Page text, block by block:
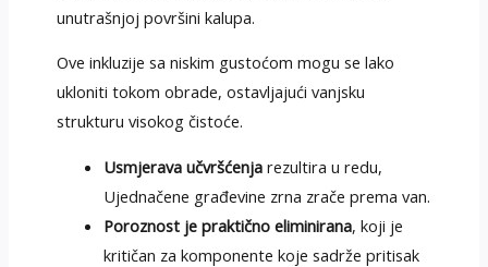
unutrašnjoj površini kalupa.
Ove inkluzije sa niskim gustoćom mogu se lako
ukloniti tokom obrade, ostavljajući vanjsku
strukturu visokog čistoće.
Usmjerava učvršćenja rezultira u redu,
Ujednačene građevine zrna zrače prema van.
Poroznost je praktično eliminirana, koji je
kritičan za komponente koje sadrže pritisak